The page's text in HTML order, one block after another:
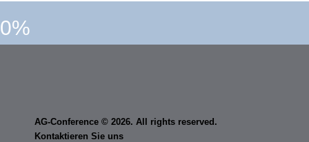
0%
AG-Conference © 2026. All rights reserved.
Kontaktieren Sie uns